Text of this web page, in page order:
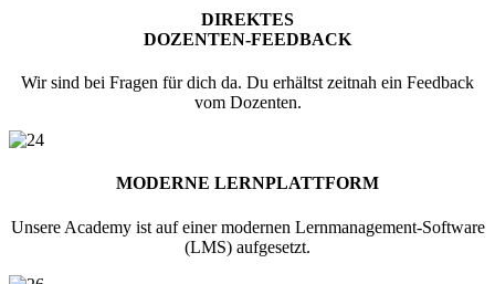
DIREKTES
DOZENTEN-FEEDBACK
Wir sind bei Fragen für dich da. Du erhältst zeitnah ein Feedback
vom Dozenten.
MODERNE LERNPLATTFORM
Unsere Academy ist auf einer modernen Lernmanagement-Software
(LMS) aufgesetzt.